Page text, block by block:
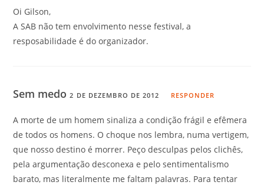
Oi Gilson,
A SAB não tem envolvimento nesse festival, a
resposabilidade é do organizador.
Sem medo2 DE DEZEMBRO DE 2012 RESPONDER
A morte de um homem sinaliza a condição frágil e efêmera
de todos os homens. O choque nos lembra, numa vertigem,
que nosso destino é morrer. Peço desculpas pelos clichês,
pela argumentação desconexa e pelo sentimentalismo
barato, mas literalmente me faltam palavras. Para tentar